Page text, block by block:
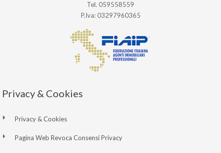
Tel. 059558559
P.Iva: 03297960365
Privacy & Cookies
Privacy & Cookies
Pagina Web Revoca Consensi Privacy